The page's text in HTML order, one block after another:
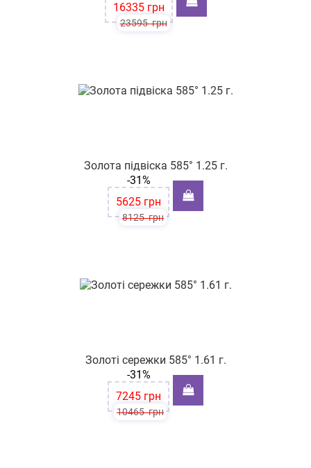
23595грн
16335грн
Золота підвіска 585° 1.25 г.
8125грн
-31%
5625 грн
Золоті сережки 585° 1.61 г.
10465грн
-31%
7245 грн